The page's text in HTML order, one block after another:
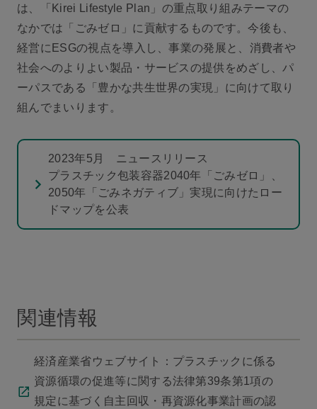
は、「Kirei Lifestyle Plan」の重点取り組みテーマの
なかでは「ごみゼロ」に貢献するものです。今後も、
経営にESGの視点を導入し、事業の発展と、消費者や
社会へのよりよい製品・サービスの提供をめざし、パ
ーパスである「豊かな共生世界の実現」に向けて取り
組んでまいります。
2023年5月 ニュースリリース
プラスチック包装容器2040年「ごみゼロ」、
2050年「ごみネガティブ」実現に向けたロー
ドマップを公表
関連情報
経済産業省ウェブサイト：プラスチックに係る
資源循環の促進等に関する法律第39条第1項の
規定に基づく自主回収・再資源化事業計画の認